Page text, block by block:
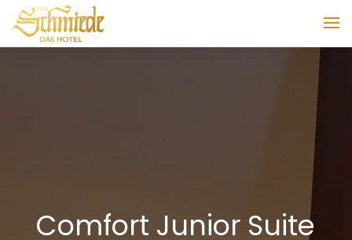
Comfort Junior Suite